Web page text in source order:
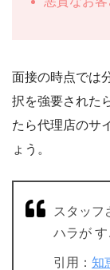
面接の時点では
択を強要された
たら代理店のサ
ょう。
スタッフ
ハラが
引用： 知